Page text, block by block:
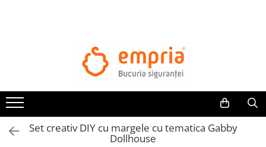
Bariere protectie pentru pat
Protectii mobilier
Set creativ DIY cu margele cu tematica Gabby
Dollhouse